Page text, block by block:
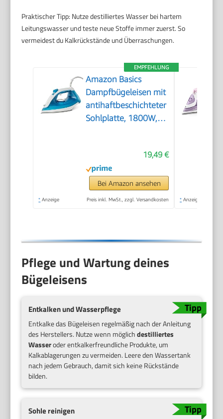
Praktischer Tipp: Nutze destilliertes Wasser bei hartem
Leitungswasser und teste neue Stoffe immer zuerst. So
vermeidest du Kalkrückstände und Überraschungen.
EMPFEHLUNG
Amazon Basics
Dampfbügeleisen mit
antihaftbeschichteter
Sohlplatte, 1800W,
19,49 €
Bei Amazon ansehen
* Anzeige Preis inkl. MwSt., zzgl. Versandkosten * Anzeige
Pflege und Wartung deines
Bügeleisens
Entkalken und Wasserpflege
Entkalke das Bügeleisen regelmäßig nach der Anleitung
des Herstellers. Nutze wenn möglichdestilliertes
Wasseroder entkalkerfreundliche Produkte, um
Kalkablagerungen zu vermeiden. Leere den Wassertank
nach jedem Gebrauch, damit sich keine Rückstände
bilden.
Sohle reinigen